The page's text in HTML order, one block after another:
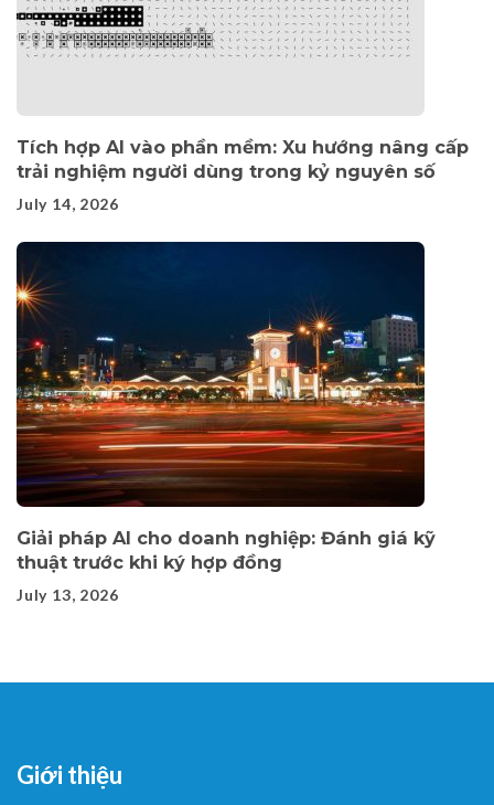
Tích hợp AI vào phần mềm: Xu hướng nâng cấp
trải nghiệm người dùng trong kỷ nguyên số
July 14, 2026
Giải pháp AI cho doanh nghiệp: Đánh giá kỹ
thuật trước khi ký hợp đồng
July 13, 2026
Giới thiệu